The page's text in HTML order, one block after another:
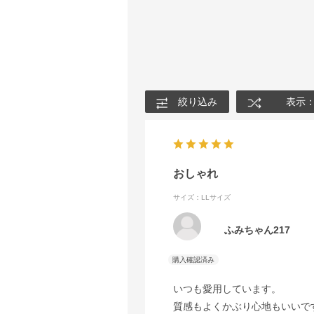
絞り込み 表示
おしゃれ
サイズ：LLサイズ
ふみちゃん217
いつも愛用しています。
質感もよくかぶり心地もいいで